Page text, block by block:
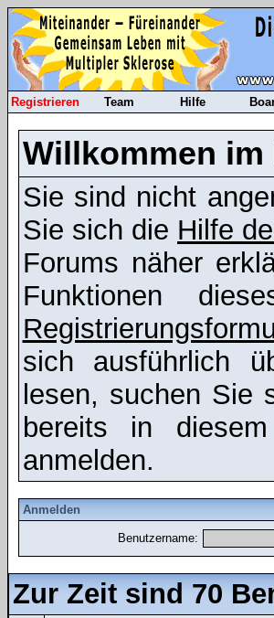
Registrieren Team Hilfe
Willkommen im
Sie sind nicht
Sie sich die Hilfe
Forums näher
Funktionen
sich ausführlich
lesen, suchen Sie
bereits in
anmelden.
Anmelden
Benutzername:
Zur Zeit sind 70